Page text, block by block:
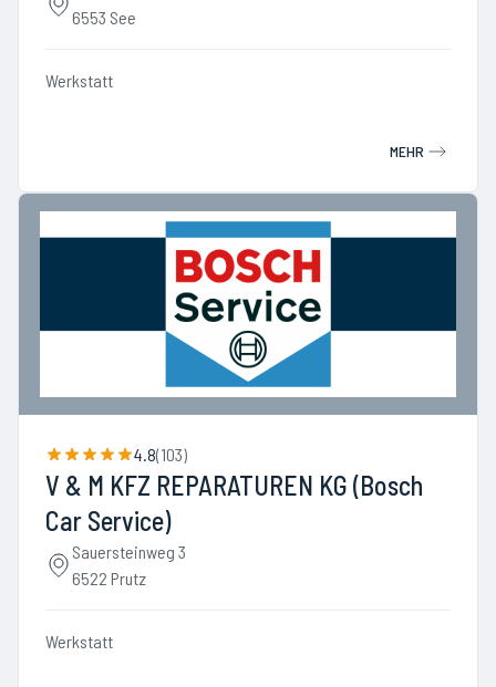
6553 See
Werkstatt
MEHR
4.8(103)
V & M KFZ REPARATUREN KG (Bosch
Car Service)
Sauersteinweg 3
6522 Prutz
Werkstatt